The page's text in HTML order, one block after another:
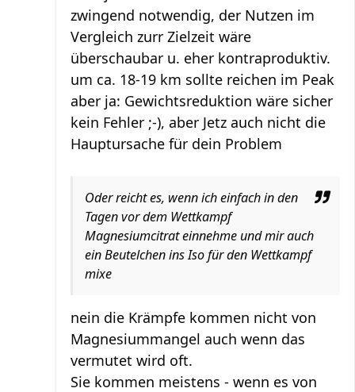
zwingend notwendig, der Nutzen im
Vergleich zurr Zielzeit wäre
überschaubar u. eher kontraproduktiv.
um ca. 18-19 km sollte reichen im Peak
aber ja: Gewichtsreduktion wäre sicher
kein Fehler ;-), aber Jetz auch nicht die
Hauptursache für dein Problem
Oder reicht es, wenn ich einfach in den
Tagen vor dem Wettkampf
Magnesiumcitrat einnehme und mir auch
ein Beutelchen ins Iso für den Wettkampf
mixe
nein die Krämpfe kommen nicht von
Magnesiummangel auch wenn das
vermutet wird oft.
Sie kommen meistens - wenn es von